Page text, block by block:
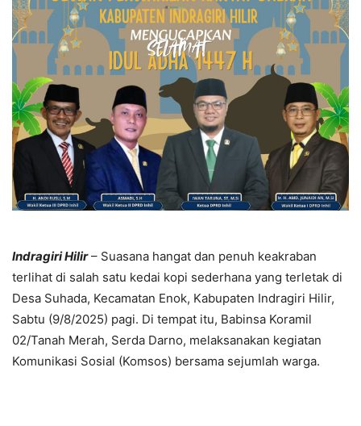
Indragiri Hilir– Suasana hangat dan penuh keakraban
terlihat di salah satu kedai kopi sederhana yang terletak di
Desa Suhada, Kecamatan Enok, Kabupaten Indragiri Hilir,
Sabtu (9/8/2025) pagi. Di tempat itu, Babinsa Koramil
02/Tanah Merah, Serda Darno, melaksanakan kegiatan
Komunikasi Sosial (Komsos) bersama sejumlah warga.